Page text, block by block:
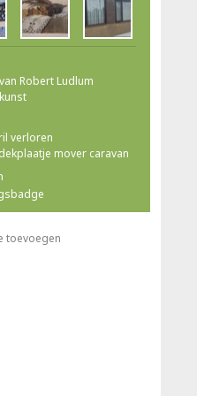
Robert Ludlum
verloren
mover caravan
toevoegen